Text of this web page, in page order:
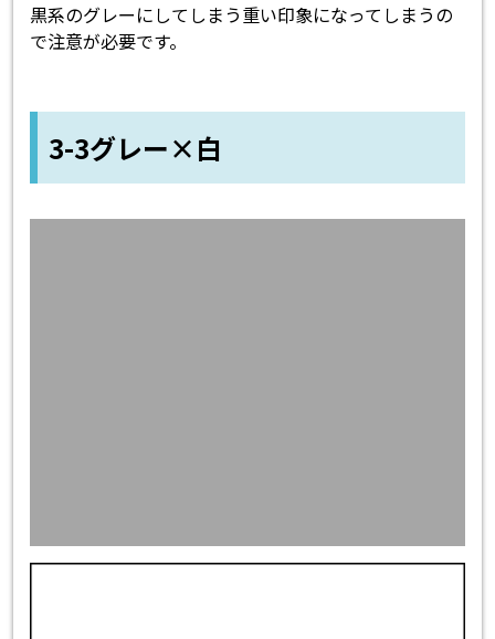
黒系のグレーにしてしまう重い印象になってしまうの
で注意が必要です。
3-3グレー×白